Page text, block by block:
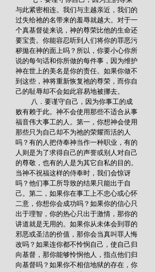
与此紧密相连。我们与主越亲近，我们的
过失给祂的名带来的羞辱就越大。对于一
个真基督徒来说，神的尊荣比他的生命还
要宝贵。你能容忍听到人们将你的罪恶污
秽拋在神的面上吗？所以，你要小心你所
说的每句话和你所做的每件事，因为维护
神在世上的美名是你的责任。如果你做不
到这些，神将重新恢复祂的尊荣，而你自
己的耻辱却不会如此容易地被挪去。
败有赖于此。神不会使用那些不适合从事
福音伟大事工的人。第一，你想神会使用
那些只为自己却不为祂的荣耀而活的人
吗？有的人把侍奉神当作一种职业，有的
人则是为了求得自己的声誉或别人对自己
的尊敬，也有的人是为其它自私的目的。
当神不祝福这样的侍奉时，我们会惊讶
吗？他们事工所导致的结果只能出于自
己。第二，如果你在事工上不忠心或心怀
二意，你想你会成功吗？如果你的信心只
出于理智，你的热心只出于激情，那你的
讲道就是无用的。如果你从未体会到罪的
邪恶或圣洁的价值，那你会当真叫罪人悔
改吗？如果连你都不怜悯自己，使自己归
向基督，那你能够怜悯他人，指点他们归
向基督吗？如果你不相信地狱的存在，你